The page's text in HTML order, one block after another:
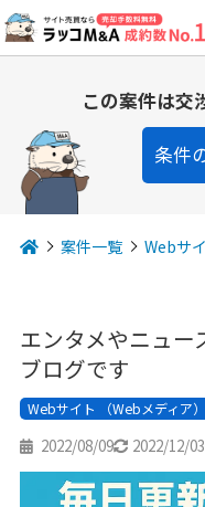
この案件は交
条件
案件一覧 Webサ
エンタメやニュー
ブログです
Webサイト （Webメディア）
2022/08/09 2022/12/03